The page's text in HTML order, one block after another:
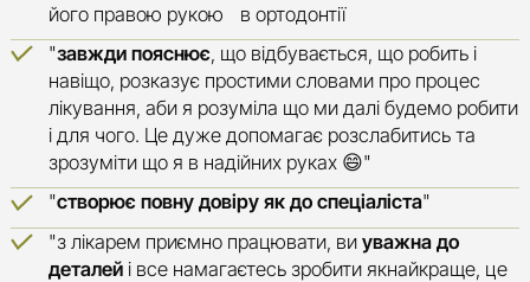
його правою рукою в ортодонтії
"завжди пояснює, що відбувається, що робить і
навіщо, розказує простими словами про процес
лікування, аби я розуміла що ми далі будемо робити
і для чого. Це дуже допомагає розслабитись та
зрозуміти що я в надійних руках 😄"
"створює повну довіру як до спеціаліста"
"з лікарем приємно працювати, виуважна до
деталей і все намагаєтесь зробити якнайкраще, це